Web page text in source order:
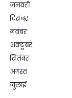
जनवरी
दिसंबर
नवंबर
अक्टूबर
सितंबर
अगस्त
जुलाई